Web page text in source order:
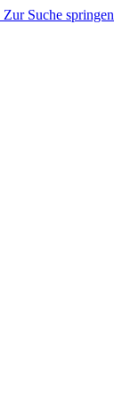
Zur Suche springen